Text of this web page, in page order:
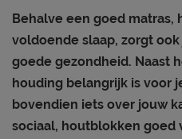
Behalve een goed matras,
voldoende slaap, zorgt
goede gezondheid. Naast
houding belangrijk is voor
bovendien iets over jouw
sociaal, houtblokken goed